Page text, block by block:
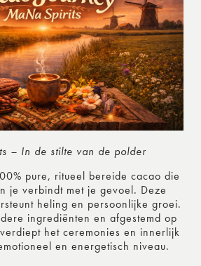
– In de stilte van de polder
pure, ritueel bereide cacao die
je verbindt met je gevoel. Deze
heling en persoonlijke groei.
ingrediënten en afgestemd op
het ceremonies en innerlijk
en energetisch niveau.